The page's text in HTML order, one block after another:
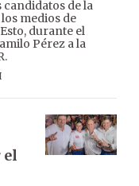
candidatos de la
medios de
durante el
Pérez a la
el